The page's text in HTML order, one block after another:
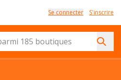
Se connecter S'inscrire